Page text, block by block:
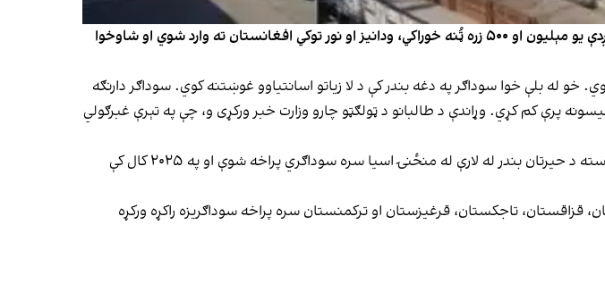
په بلخ کې د سوداګرۍ او پانګونې خونه وایي، په تېرو درېیو میاشتو کې د حیرتان بندر له لارې نږدې یو مېلیون او ۵۰۰ زره ټُنه خوراکي، ودانیز او نور توکي افغانستان ته وارد شوي او شاوخوا
د لېږد لپاره فعال وي. خو له بلې خوا سوداګر په دغه بندر کې د لا زیاتو اسانتیاوو غوښتنه کوي. سوداګر دارنګه
پرې کم کړي. وړاندې د طالبانو د ټولګټو چارو وزارت خبر ورکړی و،‌ چې په تېرې غبرګولي
له بل پلوه د طالبانو د صنعت او سوداګرۍ وزارت وایي، له پاکستان سره د لارو تر بندېدو وروسته د حیرتان بندر له لارې له منځنۍ اسیا سره سوداګري پراخه شوې او په ۲۰۲۵ کال کې
قزاقستان، تاجکستان، قرغیزستان او ترکمنستان سره پراخه سوداګریزه راکړه ورکړه